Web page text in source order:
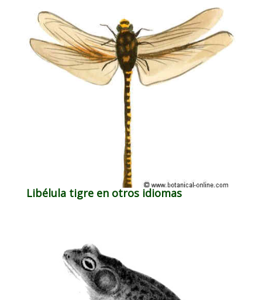
Libélula tigre en otros idiomas